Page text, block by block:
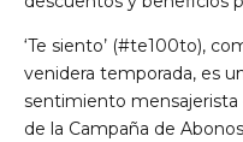
‘Te siento’ (#te100to),
venidera temporada, es
sentimiento
de la Campaña de